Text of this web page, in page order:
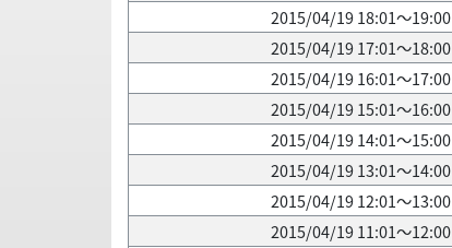
2015/04/19 18:01～19:00
2015/04/19 17:01～18:00
2015/04/19 16:01～17:00
2015/04/19 15:01～16:00
2015/04/19 14:01～15:00
2015/04/19 13:01～14:00
2015/04/19 12:01～13:00
2015/04/19 11:01～12:00